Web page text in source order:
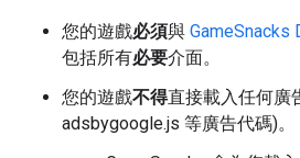
您的遊戲必須與 GameSnacks
包括所有必要介面。
您的遊戲不得直接載入任何廣
adsbygoogle.js 等廣告代碼)。